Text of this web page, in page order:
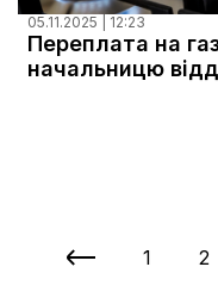
05.11.2025 | 12:23
Переплата на
начальницю
1 2